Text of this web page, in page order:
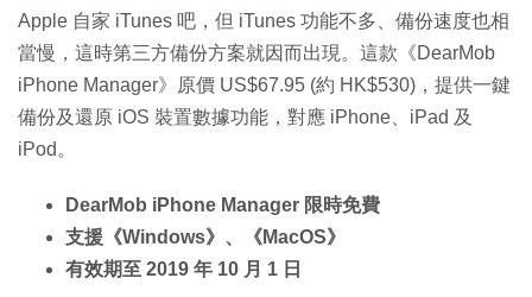
Apple 自家 iTunes 吧，但 iTunes 功能不多、備份速度也相
當慢，這時第三方備份方案就因而出現。這款《DearMob
iPhone Manager》原價 US$67.95 (約 HK$530)，提供一鍵
備份及還原 iOS 裝置數據功能，對應 iPhone、iPad 及
iPod。
DearMob iPhone Manager 限時免費
支援《Windows》、《MacOS》
有效期至 2019 年 10 月 1 日